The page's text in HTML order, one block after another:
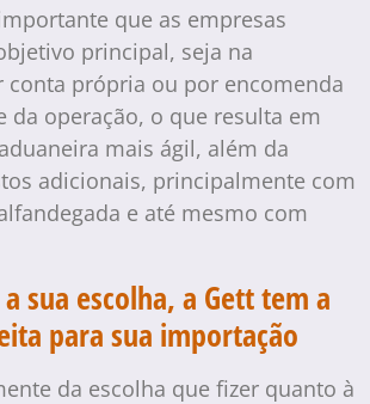
que as empresas
principal, seja na
conta própria ou por encomenda
da operação, o que resulta em
mais ágil, além da
adicionais, principalmente com
e até mesmo com
sua escolha, a Gett tem a
para sua importação
da escolha que fizer quanto à